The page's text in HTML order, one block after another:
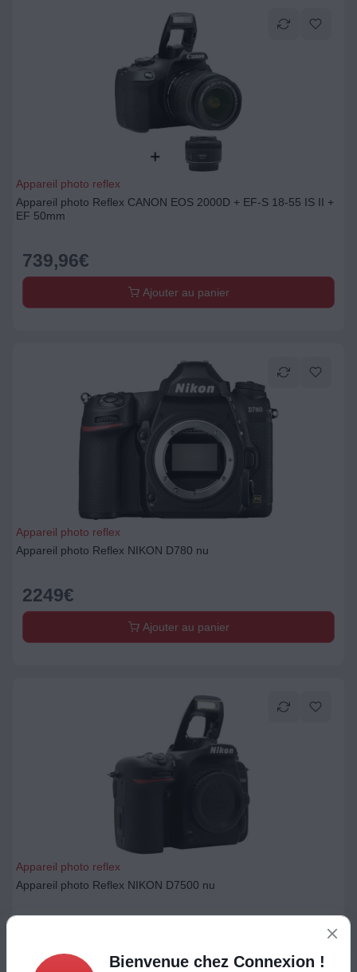
Appareil photo reflex
Appareil photo Reflex CANON EOS 2000D + EF-S 18-55 IS II +
EF 50mm
739,96€
Ajouter au panier
Appareil photo reflex
Appareil photo Reflex NIKON D780 nu
2249€
Ajouter au panier
Appareil photo reflex
Appareil photo Reflex NIKON D7500 nu
Ajouter au panier
Bienvenue chez Connexion !